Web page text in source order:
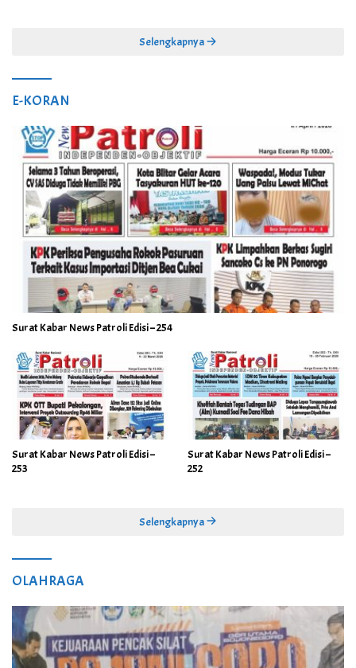
Selengkapnya
E-KORAN
Surat Kabar News Patroli Edisi – 254
Surat Kabar News Patroli Edisi –
253
Surat Kabar News Patroli Edisi –
252
Selengkapnya
OLAHRAGA